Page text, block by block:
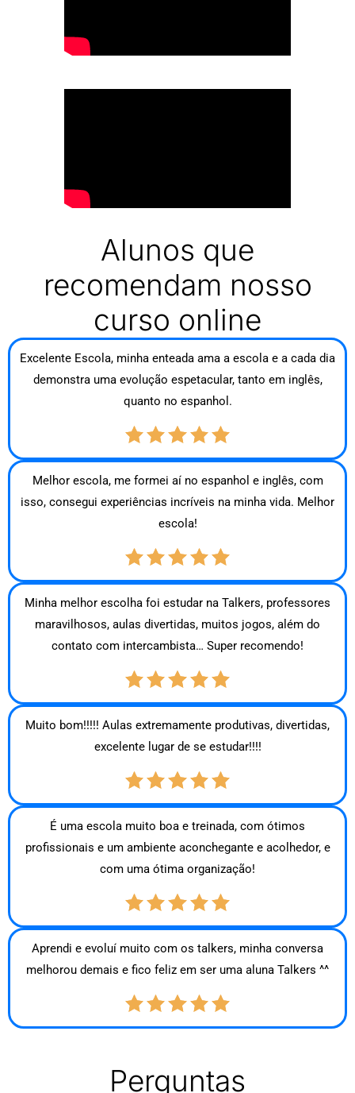
Alunos que
recomendam nosso
curso online
Excelente Escola, minha enteada ama a escola e a cada dia
demonstra uma evolução espetacular, tanto em inglês,
quanto no espanhol.
Melhor escola, me formei aí no espanhol e inglês, com
isso, consegui experiências incríveis na minha vida. Melhor
escola!
Minha melhor escolha foi estudar na Talkers, professores
maravilhosos, aulas divertidas, muitos jogos, além do
contato com intercambista… Super recomendo!
Muito bom!!!!! Aulas extremamente produtivas, divertidas,
excelente lugar de se estudar!!!!
É uma escola muito boa e treinada, com ótimos
profissionais e um ambiente aconchegante e acolhedor, e
com uma ótima organização!
Aprendi e evoluí muito com os talkers, minha conversa
melhorou demais e fico feliz em ser uma aluna Talkers ^^
Perguntas